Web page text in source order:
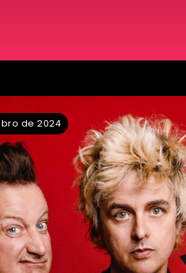
de 2024